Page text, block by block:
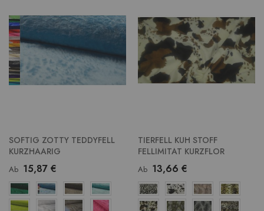
SOFTIG ZOTTY TEDDYFELL
KURZHAARIG
Ab 15,87 €
TIERFELL KUH STOFF
FELLIMITAT KURZFLOR
Ab 13,66 €